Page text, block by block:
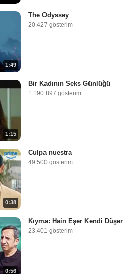
1:49
The Odyssey
20.427 gösterim
1:15
Bir Kadının Seks Günlüğü
1.190.897 gösterim
0:38
Culpa nuestra
49.500 gösterim
0:56
Kıyma: Hain Eşer Kendi Düşer
23.401 gösterim